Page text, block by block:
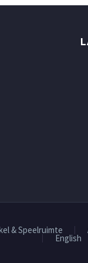
& Speelruimte
English